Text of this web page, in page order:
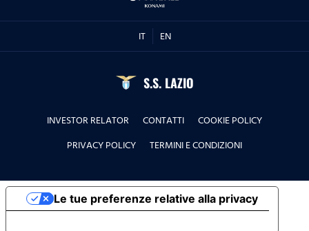
IT EN
S.S. LAZIO
INVESTOR RELATOR CONTATTI
COOKIE POLICY
PRIVACY POLICY
TERMINI E CONDIZIONI
Le tue preferenze relative alla privacy